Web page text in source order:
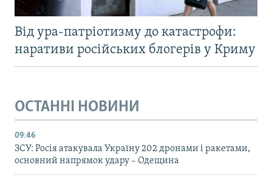
Від ура-патріотизму до катастрофи:
наративи російських блогерів у Криму
ОСТАННІ НОВИНИ
09:46
ЗСУ: Росія атакувала Україну 202 дронами і ракетами,
основний напрямок удару – Одещина